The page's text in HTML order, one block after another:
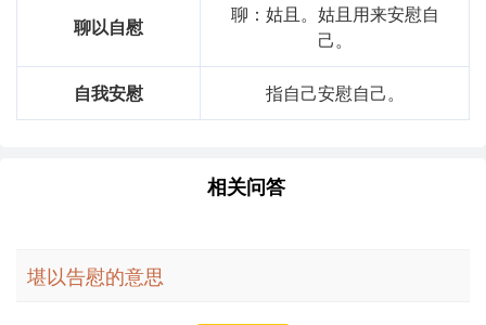
聊以自慰
聊：姑且。姑且用来安慰自
己。
自我安慰 指自己安慰自己。
相关问答
堪以告慰的意思